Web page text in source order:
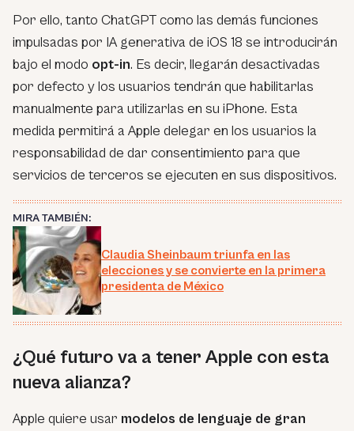
Por ello, tanto ChatGPT como las demás funciones
impulsadas por IA generativa de iOS 18 se introducirán
bajo el modo opt-in. Es decir, llegarán desactivadas
por defecto y los usuarios tendrán que habilitarlas
manualmente para utilizarlas en su iPhone. Esta
medida permitirá a Apple delegar en los usuarios la
responsabilidad de dar consentimiento para que
servicios de terceros se ejecuten en sus dispositivos.
MIRA TAMBIÉN:
Claudia Sheinbaum triunfa en las
elecciones y se convierte en la primera
presidenta de México
¿Qué futuro va a tener Apple con esta
nueva alianza?
Apple quiere usar modelos de lenguaje de gran